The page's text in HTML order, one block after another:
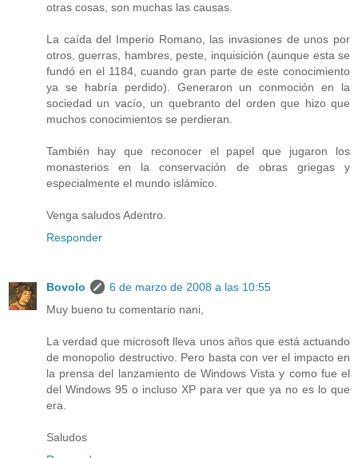
otras cosas, son muchas las causas.
La caída del Imperio Romano, las invasiones de unos por
otros, guerras, hambres, peste, inquisición (aunque esta se
fundó en el 1184, cuando gran parte de este conocimiento
ya se habría perdido). Generaron un conmoción en la
sociedad un vacío, un quebranto del orden que hizo que
muchos conocimientos se perdieran.
También hay que reconocer el papel que jugaron los
monasterios en la conservación de obras griegas y
especialmente el mundo islámico.
Venga saludos Adentro.
Responder
Bovolo
6 de marzo de 2008 a las 10:55
Muy bueno tu comentario nani,
La verdad que microsoft lleva unos años que está actuando
de monopolio destructivo. Pero basta con ver el impacto en
la prensa del lanzamiento de Windows Vista y como fue el
del Windows 95 o incluso XP para ver que ya no es lo que
era.
Saludos